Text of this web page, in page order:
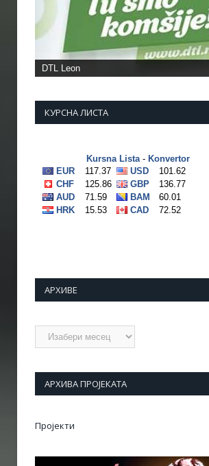
DTL Leon
КУРСНА ЛИСТА
АРХИВЕ
Архиве
АРХИВА ПРОЈЕКАТА
Пројекти